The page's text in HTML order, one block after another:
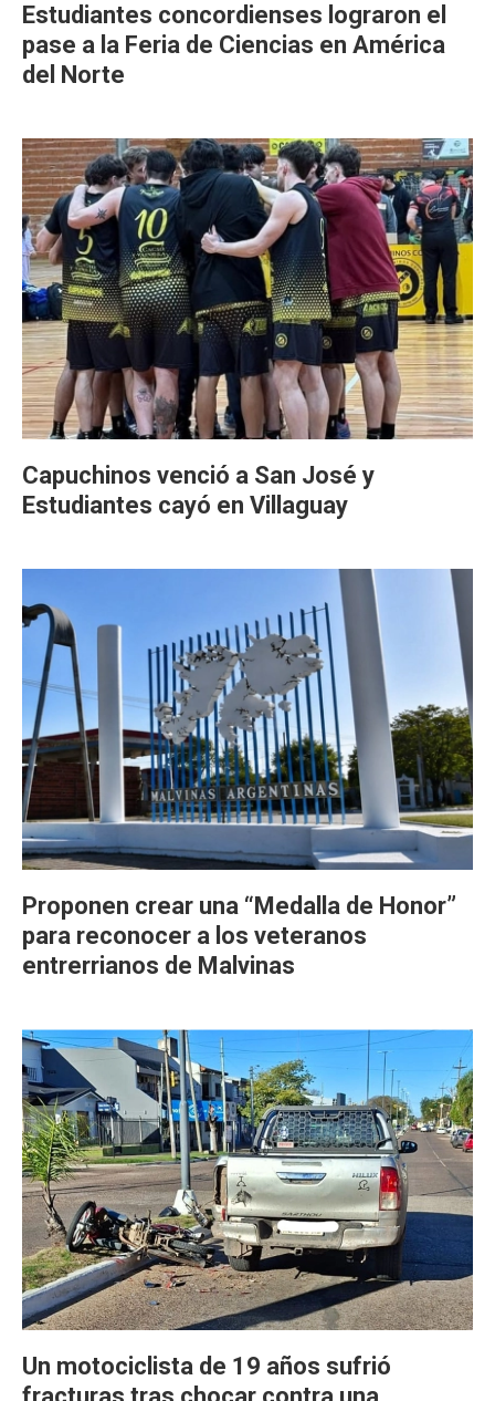
Estudiantes concordienses lograron el
pase a la Feria de Ciencias en América
del Norte
Capuchinos venció a San José y
Estudiantes cayó en Villaguay
Proponen crear una “Medalla de Honor”
para reconocer a los veteranos
entrerrianos de Malvinas
Un motociclista de 19 años sufrió